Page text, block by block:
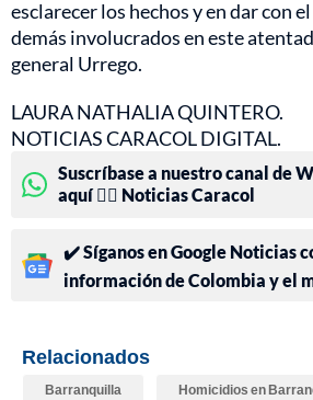
esclarecer los hechos y en dar con
demás involucrados en este
general Urrego.
LAURA NATHALIA QUINTERO.
NOTICIAS CARACOL DIGITAL.
Suscríbase a nuestro canal de
aquí 👉🏻 Noticias Caracol
✔️ Síganos en Google Noticias
información de Colombia y el
Relacionados
Barranquilla Homicidios en